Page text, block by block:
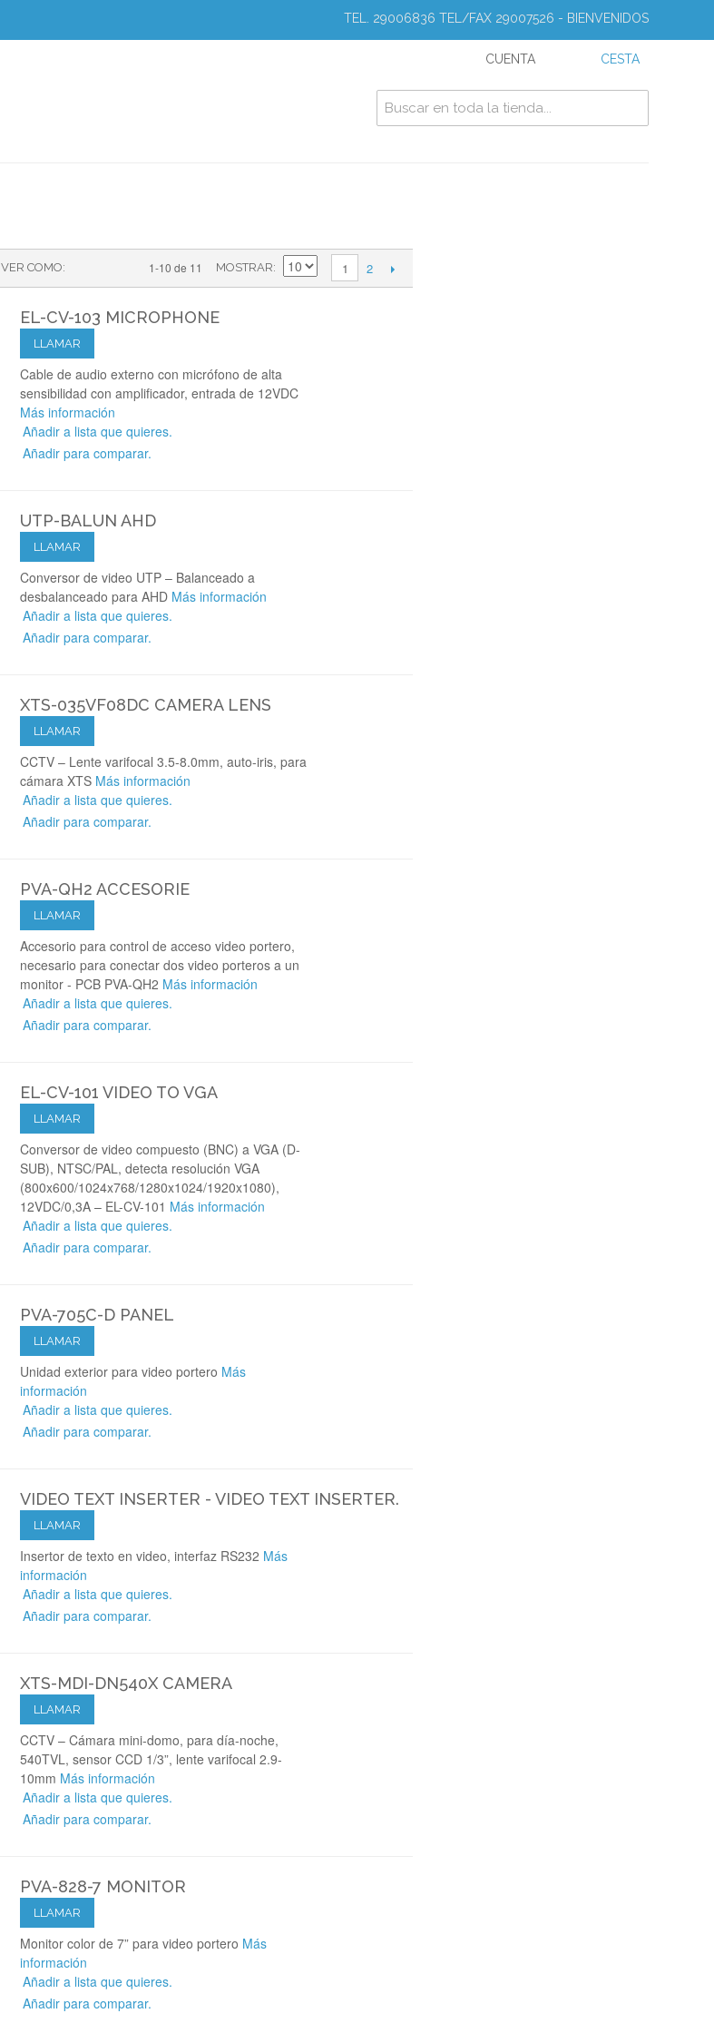
TEL. 29006836 TEL/FAX 29007526 - BIENVENIDOS
CUENTA CESTA
VER COMO 1-10 de 11 MOSTRAR 1 2
EL-CV-103 MICROPHONE
LLAMAR
Cable de audio externo con micrófono de alta
sensibilidad con amplificador, entrada de 12VDC
Más información
Añadir a lista que quieres.
Añadir para comparar.
UTP-BALUN AHD
LLAMAR
Conversor de video UTP – Balanceado a
desbalanceado para AHD Más información
Añadir a lista que quieres.
Añadir para comparar.
XTS-035VF08DC CAMERA LENS
LLAMAR
CCTV – Lente varifocal 3.5-8.0mm, auto-iris, para
cámara XTS Más información
Añadir a lista que quieres.
Añadir para comparar.
PVA-QH2 ACCESORIE
LLAMAR
Accesorio para control de acceso video portero,
necesario para conectar dos video porteros a un
monitor - PCB PVA-QH2 Más información
Añadir a lista que quieres.
Añadir para comparar.
EL-CV-101 VIDEO TO VGA
LLAMAR
Conversor de video compuesto (BNC) a VGA (D-
SUB), NTSC/PAL, detecta resolución VGA
(800x600/1024x768/1280x1024/1920x1080),
12VDC/0,3A – EL-CV-101 Más información
Añadir a lista que quieres.
Añadir para comparar.
PVA-705C-D PANEL
LLAMAR
Unidad exterior para video portero Más
información
Añadir a lista que quieres.
Añadir para comparar.
VIDEO TEXT INSERTER - VIDEO TEXT INSERTER.
LLAMAR
Insertor de texto en video, interfaz RS232 Más
información
Añadir a lista que quieres.
Añadir para comparar.
XTS-MDI-DN540X CAMERA
LLAMAR
CCTV – Cámara mini-domo, para día-noche,
540TVL, sensor CCD 1/3”, lente varifocal 2.9-
10mm Más información
Añadir a lista que quieres.
Añadir para comparar.
PVA-828-7 MONITOR
LLAMAR
Monitor color de 7” para video portero Más
información
Añadir a lista que quieres.
Añadir para comparar.